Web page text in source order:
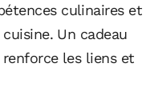
culinaires et
Un cadeau
les liens et